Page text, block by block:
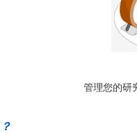
管理您的研